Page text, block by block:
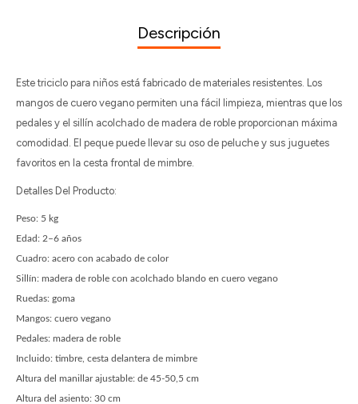
Descripción
Este triciclo para niños está fabricado de materiales resistentes. Los
mangos de cuero vegano permiten una fácil limpieza, mientras que los
pedales y el sillín acolchado de madera de roble proporcionan máxima
comodidad. El peque puede llevar su oso de peluche y sus juguetes
favoritos en la cesta frontal de mimbre.
Detalles Del Producto:
Peso: 5 kg
Edad: 2–6 años
Cuadro: acero con acabado de color
Sillín: madera de roble con acolchado blando en cuero vegano
Ruedas: goma
Mangos: cuero vegano
Pedales: madera de roble
Incluido: timbre, cesta delantera de mimbre
Altura del manillar ajustable: de 45-50,5 cm
Altura del asiento: 30 cm